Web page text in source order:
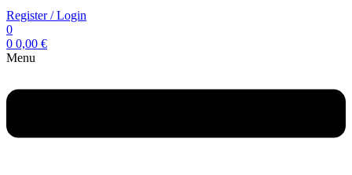
Register / Login
0
0 0,00 €
Menu